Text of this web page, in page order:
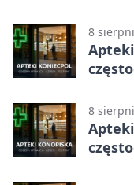
8
8